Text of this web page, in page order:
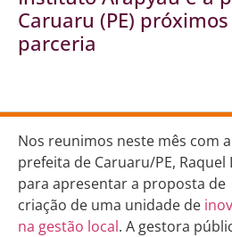
Caruaru (PE)
parceria
Nos reunimos neste mês com a
prefeita de Caruaru/PE, Raquel
para apresentar a proposta de
criação de uma unidade de
na gestão local. A gestora